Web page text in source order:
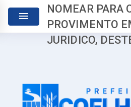
NOMEAR PARA
PROVIMENTO
JURIDICO,